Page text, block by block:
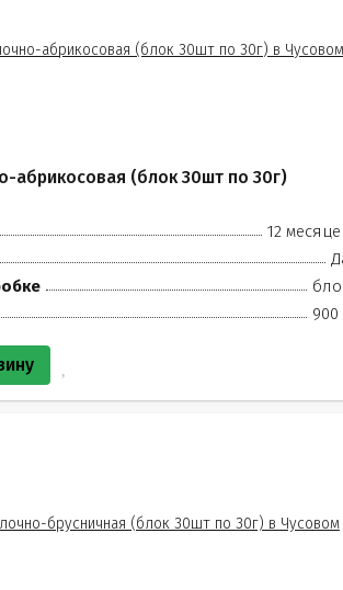
абрикосовая (блок 30шт по 30г)
12
900